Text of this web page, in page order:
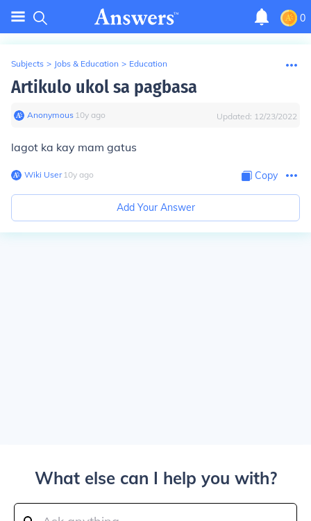
0
Subjects > Jobs & Education > Education
Artikulo ukol sa pagbasa
Anonymous∙ 10y ago Updated: 12/23/2022
lagot ka kay mam gatus
Wiki User∙10y ago Copy
Add Your Answer
What else can I help you with?